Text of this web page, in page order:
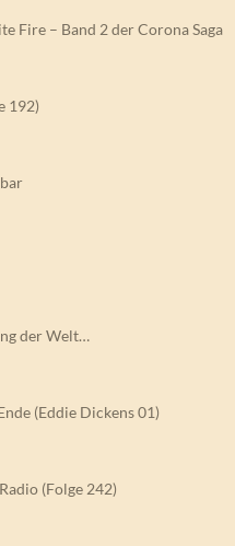
Fire – Band 2 der Corona Saga
192)
der Welt…
(Eddie Dickens 01)
(Folge 242)